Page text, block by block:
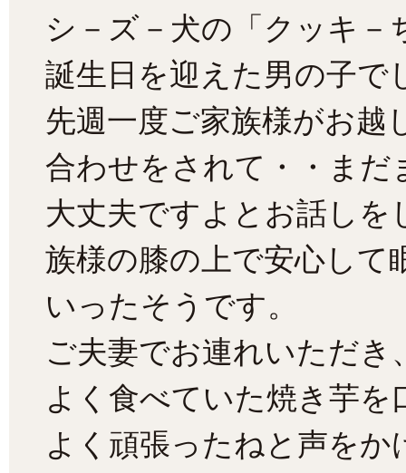
シ－ズ－犬の「クッキ－
誕生日を迎えた男の子で
先週一度ご家族様がお越
合わせをされて・・まだ
大丈夫ですよとお話し
族様の膝の上で安心して
いったそうです。
ご夫妻でお連れいただ
よく食べていた焼き芋を
よく頑張ったねと声を